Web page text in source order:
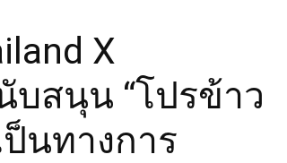
X
บสนุน “โปรข้าว
นทางการ